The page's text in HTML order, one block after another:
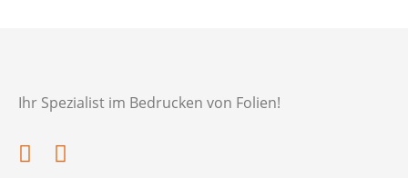
Ihr Spezialist im Bedrucken von Folien!